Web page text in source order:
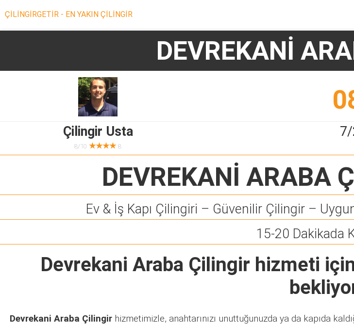
ÇİLİNGİRGETİR - EN YAKIN ÇİLİNGİR
DEVREKANİ
Çilingir Usta
8/10 ★★★★8
DEVREKANİ ARABA
Ev & İş Kapı Çilingiri – Güvenilir Çilingir –
15-20 Dakikada
Devrekani Araba Çilingir hizmeti
Devrekani Araba Çilingir hizmetimizle, anahtarınızı unuttuğunuzda ya da kapıda